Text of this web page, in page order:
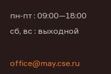
пн-пт : 09:00—18:00
сб, вс : выходной
office@may.cse.ru